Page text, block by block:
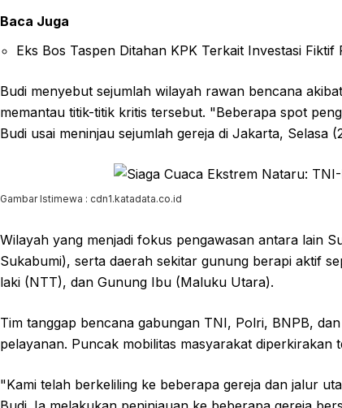
Baca Juga
Eks Bos Taspen Ditahan KPK Terkait Investasi Fiktif
Budi menyebut sejumlah wilayah rawan bencana
memantau titik-titik kritis tersebut. "Beberapa spot
Budi usai meninjau sejumlah gereja di Jakarta, Selasa
Gambar Istimewa : cdn1.katadata.co.id
Wilayah yang menjadi fokus pengawasan antara lain
Sukabumi), serta daerah sekitar gunung berapi aktif
laki (NTT), dan Gunung Ibu (Maluku Utara).
Tim tanggap bencana gabungan TNI, Polri, BNPB,
pelayanan. Puncak mobilitas masyarakat diperkirakan
"Kami telah berkeliling ke beberapa gereja dan jalur